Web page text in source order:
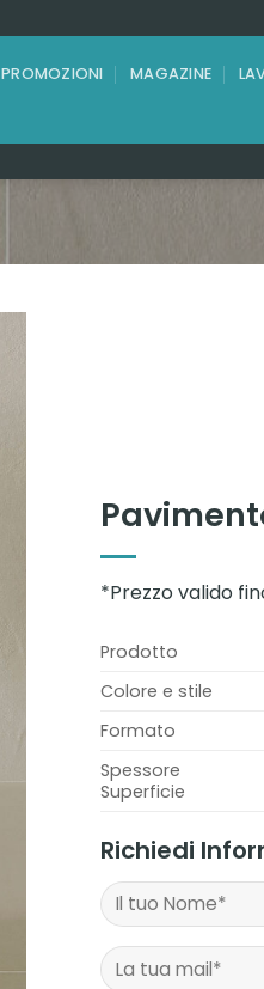
PROMOZIONI MAGAZINE
*Prezzo valido
Prodotto
Colore e stile
Formato
Spessore
Superficie
Richiedi